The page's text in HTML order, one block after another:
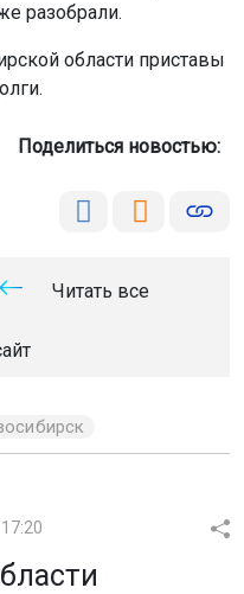
разобрали.
области приставы
Поделиться новостью:
Читать все